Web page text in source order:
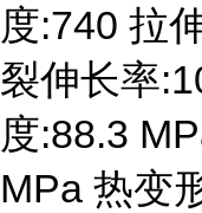
度:740 拉
裂伸长率
度:88.3
MPa 热变